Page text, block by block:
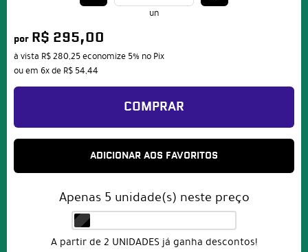
un
por R$ 295,00
à vista R$ 280,25economize 5% no Pix
ou em 6xde R$ 54,44
COMPRAR
ADICIONAR AOS FAVORITOS
Apenas 5 unidade(s) neste preço
A partir de 2 UNIDADES já ganha descontos!